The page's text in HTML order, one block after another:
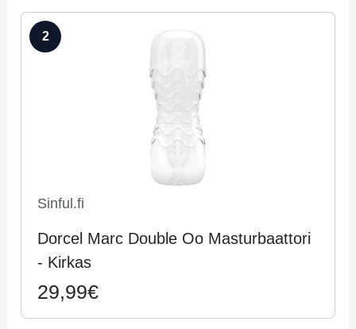
2
Sinful.fi
Dorcel Marc Double Oo Masturbaattori
- Kirkas
29,99€